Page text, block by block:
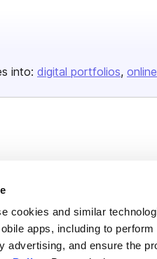
cookies and similar
apps, including to
advertising, and ensure the
into: digital portfolios
and